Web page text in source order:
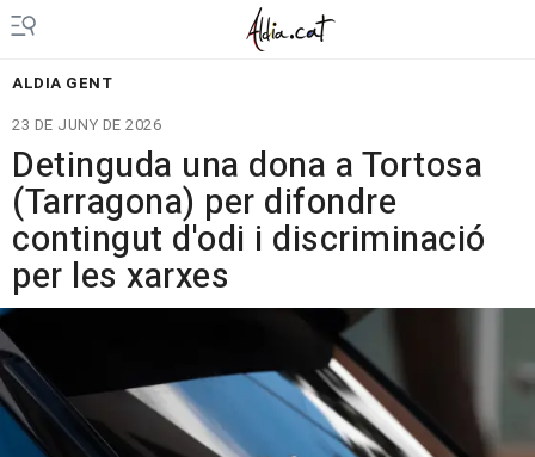
ALDIA GENT
23 DE JUNY DE 2026
Detinguda una dona a Tortosa
(Tarragona) per difondre
contingut d'odi i discriminació
per les xarxes